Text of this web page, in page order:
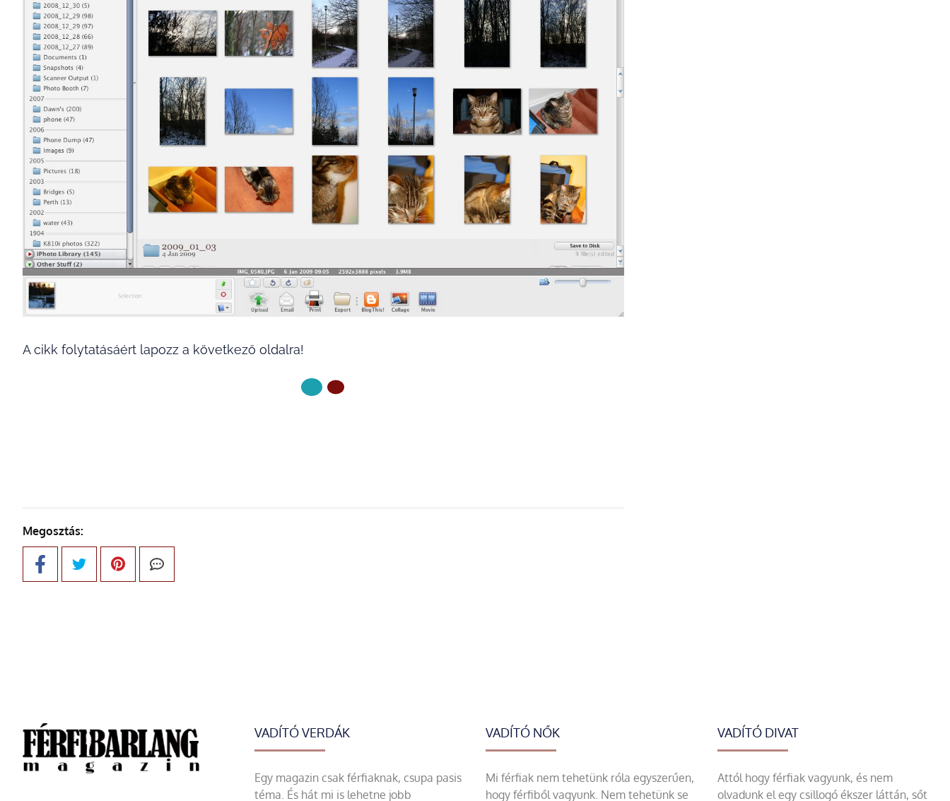
A cikk folytatásáért lapozz a következő oldalra!
Megosztás:
VADÍTÓ VERDÁK
Egy magazin csak férfiaknak, csupa pasis
téma. És hát mi is lehetne jobb
VADÍTÓ NŐK
Mi férfiak nem tehetünk róla egyszerűen,
hogy férfiből vagyunk. Nem tehetünk se
VADÍTÓ DIVAT
Attól hogy férfiak vagyunk, és nem
olvadunk el egy csillogó ékszer láttán, sőt